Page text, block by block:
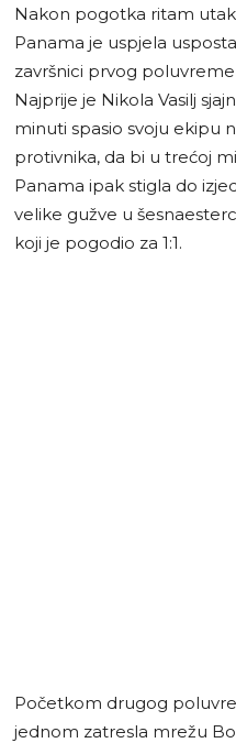
Nakon pogotka ritam
Panama je uspjela
završnici prvog
Najprije je Nikola Vasilj
minuti spasio svoju ekipu
protivnika, da bi u trećoj
Panama ipak stigla do
velike gužve u
koji je pogodio za 1:1.
Početkom drugog
jednom zatresla mrežu